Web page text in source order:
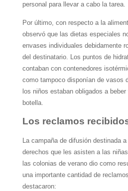
personal para llevar a cabo la tarea.
Por último, con respecto a la
observó que las dietas especiales
envases individuales debidamente
del destinatario. Los puntos de
contaban con contenedores
como tampoco disponían de vasos
los niños estaban obligados a
botella.
Los reclamos
La campaña de difusión destinada
derechos que les asisten a las
las colonias de verano dio como
una importante cantidad de
destacaron: